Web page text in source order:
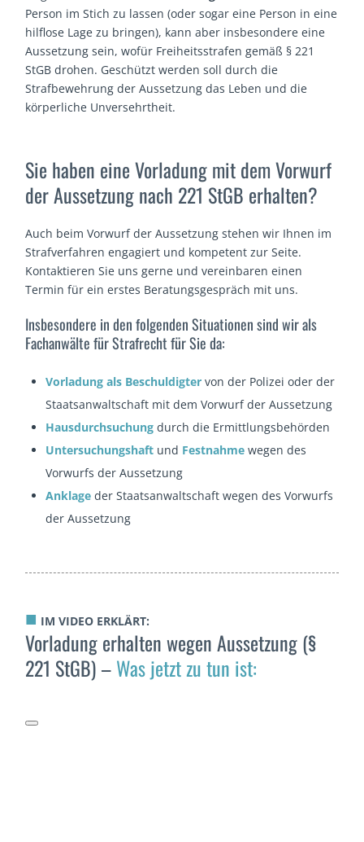
Person im Stich zu lassen (oder sogar eine Person in eine
hilflose Lage zu bringen), kann aber insbesondere eine
Aussetzung sein, wofür Freiheitsstrafen gemäß § 221
StGB drohen. Geschützt werden soll durch die
Strafbewehrung der Aussetzung das Leben und die
körperliche Unversehrtheit.
Sie haben eine Vorladung mit dem Vorwurf
der Aussetzung nach 221 StGB erhalten?
Auch beim Vorwurf der Aussetzung stehen wir Ihnen im
Strafverfahren engagiert und kompetent zur Seite.
Kontaktieren Sie uns gerne und vereinbaren einen
Termin für ein erstes Beratungsgespräch mit uns.
Insbesondere in den folgenden Situationen sind wir als
Fachanwälte für Strafrecht für Sie da:
Vorladung als Beschuldigter von der Polizei oder der
Staatsanwaltschaft mit dem Vorwurf der Aussetzung
Hausdurchsuchung durch die Ermittlungsbehörden
Untersuchungshaft und Festnahmewegen des
Vorwurfs der Aussetzung
Anklage der Staatsanwaltschaft wegen des Vorwurfs
der Aussetzung
■ IM VIDEO ERKLÄRT:
Vorladung erhalten wegen Aussetzung (§
221 StGB) –Was jetzt zu tun ist: